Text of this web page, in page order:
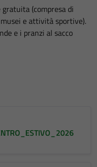
(compresa di
e attività sportive).
e i pranzi al sacco